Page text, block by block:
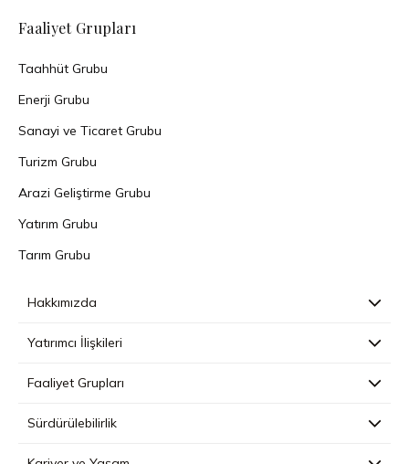
Faaliyet Grupları
Taahhüt Grubu
Enerji Grubu
Sanayi ve Ticaret Grubu
Turizm Grubu
Arazi Geliştirme Grubu
Yatırım Grubu
Tarım Grubu
Hakkımızda
Yatırımcı İlişkileri
Faaliyet Grupları
Sürdürülebilirlik